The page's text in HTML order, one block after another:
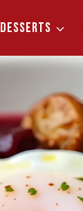
DESSERTS